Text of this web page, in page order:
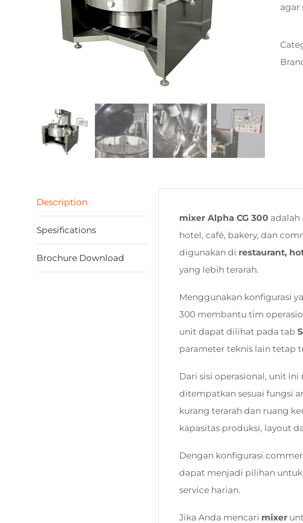
agar
Description
Spesifications
Brochure Download
mixer Alpha CG 300 adalah
hotel, café, bakery, dan
digunakan di restaurant,
yang lebih terarah.
Menggunakan konfigurasi
300 membantu tim
unit dapat dilihat pada tab
parameter teknis lain tetap
Dari sisi operasional, unit
ditempatkan sesuai fungsi
kurang terarah dan ruang
kapasitas produksi, layout
Dengan konfigurasi
dapat menjadi pilihan untuk
service harian.
Jika Anda mencari mixer